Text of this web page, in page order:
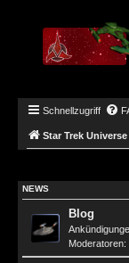
Schnellzugriff
Star Trek Universe
NEWS
Blog
Moderatoren: